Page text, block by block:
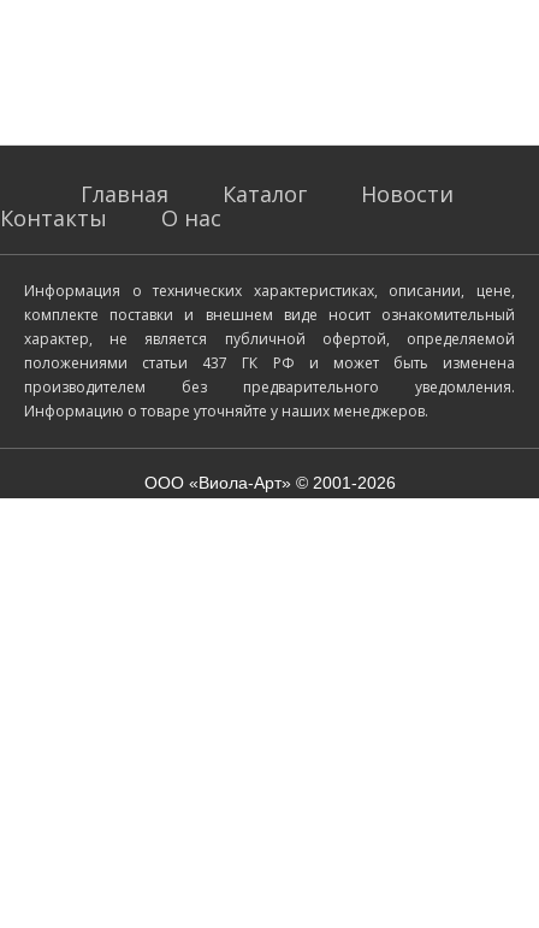
Главная Каталог
Новости
Контакты
О нас
Информация о технических характеристиках, описании, цене,
комплекте поставки и внешнем виде носит ознакомительный
характер, не является публичной офертой, определяемой
положениями статьи 437 ГК РФ и может быть изменена
производителем без предварительного уведомления.
Информацию о товаре уточняйте у наших менеджеров.
ООО «Виола-Арт» © 2001-2026